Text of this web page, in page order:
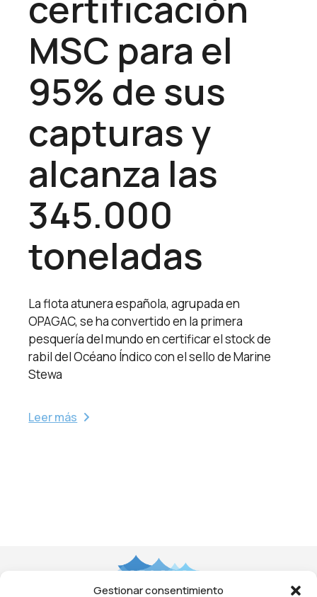
Gestionar consentimiento
MSC para el
95% de sus
capturas y
alcanza las
345.000
toneladas
La flota atunera española, agrupada en
OPAGAC, se ha convertido en la primera
pesquería del mundo en certificar el stock de
rabil del Océano Índico con el sello de Marine
Stewa
Leer más